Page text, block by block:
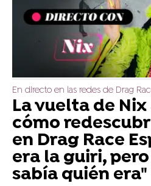
En directo en las redes de Drag
La vuelta de Nix
cómo
en Drag Race
era la guiri,
sabía quién era"